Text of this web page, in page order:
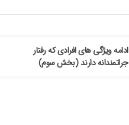
ادامه ویژگی های افرادی که رفتار
جراتمندانه دارند (بخش سوم)